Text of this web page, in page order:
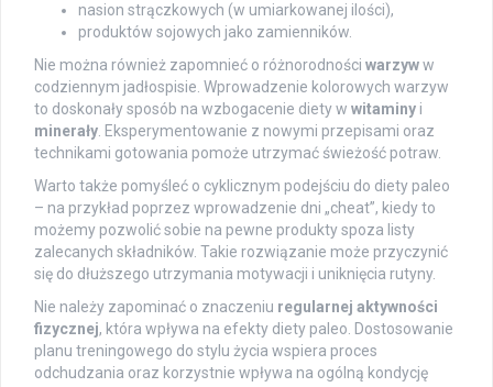
nasion strączkowych (w umiarkowanej ilości),
produktów sojowych jako zamienników.
Nie można również zapomnieć o różnorodności warzyww
codziennym jadłospisie. Wprowadzenie kolorowych warzyw
to doskonały sposób na wzbogacenie diety w witaminy i
minerały. Eksperymentowanie z nowymi przepisami oraz
technikami gotowania pomoże utrzymać świeżość potraw.
Warto także pomyśleć o cyklicznym podejściu do diety paleo
– na przykład poprzez wprowadzenie dni „cheat”, kiedy to
możemy pozwolić sobie na pewne produkty spoza listy
zalecanych składników. Takie rozwiązanie może przyczynić
się do dłuższego utrzymania motywacji i uniknięcia rutyny.
Nie należy zapominać o znaczeniu regularnej aktywności
fizycznej, która wpływa na efekty diety paleo. Dostosowanie
planu treningowego do stylu życia wspiera proces
odchudzania oraz korzystnie wpływa na ogólną kondycję